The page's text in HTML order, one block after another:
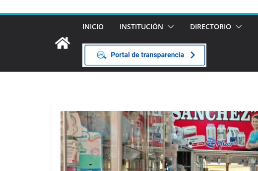
INICIO INSTITUCIÓN DIRECTORIO